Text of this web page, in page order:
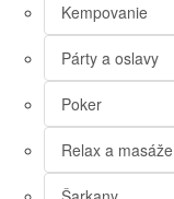
Kempovanie
Párty a oslavy
Poker
Relax a masáže